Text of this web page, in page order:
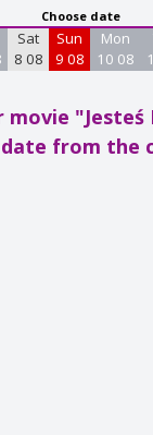
Choose date
Sat
8 08
Sun
9 08
Mon
10 08
"Jesteś
from the